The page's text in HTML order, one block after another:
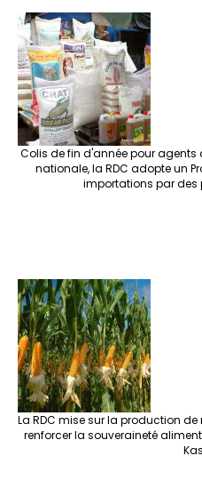
Colis de fin d'année pour agents
nationale, la RDC adopte un
importations par des
La RDC mise sur la production
renforcer la souveraineté